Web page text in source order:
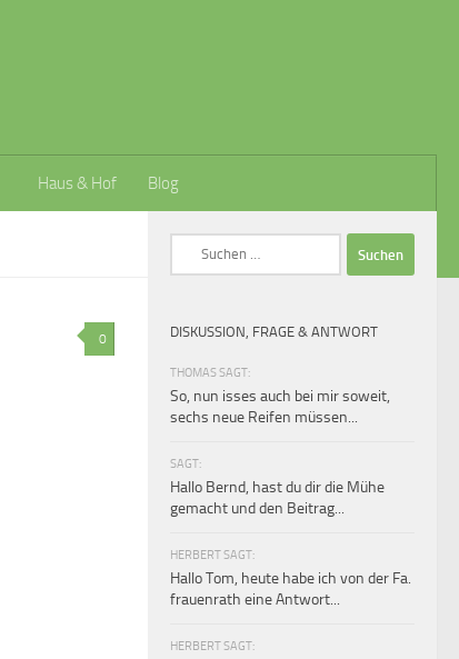
Haus & Hof Blog
0 DISKUSSION, FRAGE & ANTWORT
THOMAS SAGT:
So, nun isses auch bei mir soweit,
sechs neue Reifen müssen...
SAGT:
Hallo Bernd, hast du dir die Mühe
gemacht und den Beitrag...
HERBERT SAGT:
Hallo Tom, heute habe ich von der Fa.
frauenrath eine Antwort...
HERBERT SAGT: